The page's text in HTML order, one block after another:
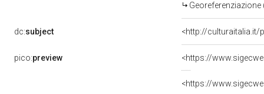
dc:subject <http://
pico:preview <https://
<https://